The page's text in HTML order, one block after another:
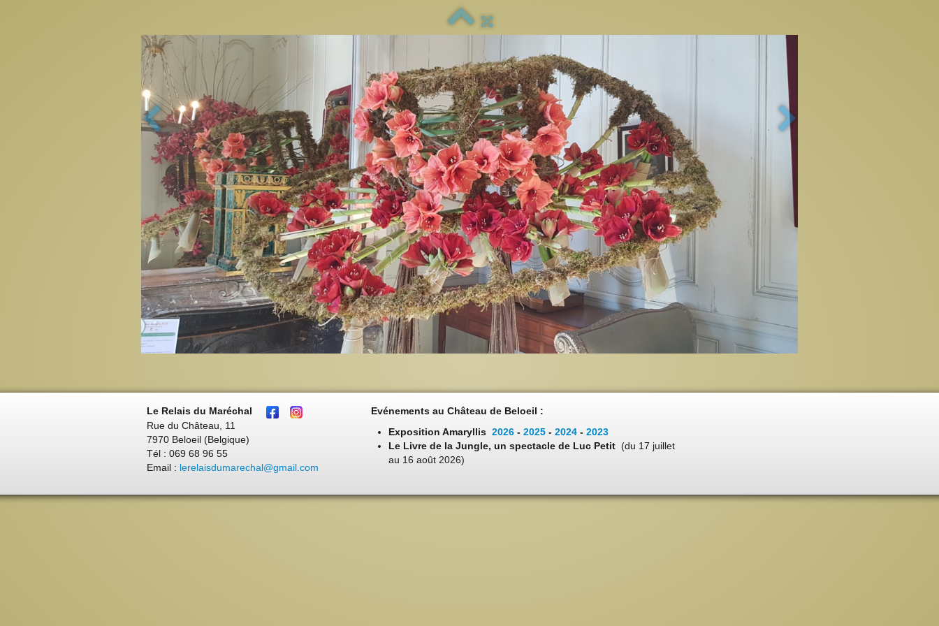
Le Relais du Maréchal
Rue du Château, 11
7970 Beloeil (Belgique)
Tél : 069 68 96 55
Email : lerelaisdumarechal@gmail.com
Evénements au Château de Beloeil :
Exposition Amaryllis 2026 -2025 -2024 -2023
Le Livre de la Jungle, un spectacle de Luc Petit(du 17 juillet
au 16 août 2026)